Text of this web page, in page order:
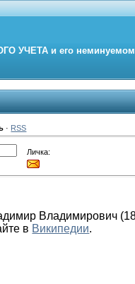
УЧЕТА и его
· RSS
Личка:
Владимирович
в Википедии.